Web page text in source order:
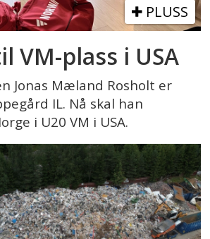
PLUSS
VM-plass i USA
Jonas Mæland Rosholt er
IL. Nå skal han
i U20 VM i USA.